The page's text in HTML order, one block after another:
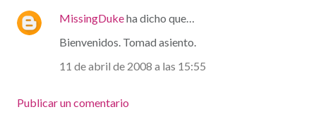
MissingDukeha dicho que…
Bienvenidos. Tomad asiento.
11 de abril de 2008 a las 15:55
Publicar un comentario